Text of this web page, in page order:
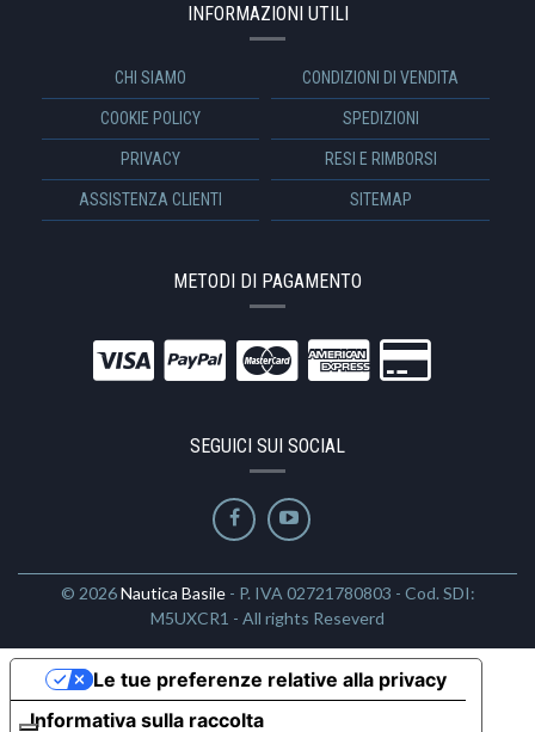
INFORMAZIONI UTILI
CHI SIAMO CONDIZIONI DI VENDITA
COOKIE POLICY SPEDIZIONI
PRIVACY RESI E RIMBORSI
ASSISTENZA CLIENTI SITEMAP
METODI DI PAGAMENTO
SEGUICI SUI SOCIAL
© 2026Nautica Basile- P. IVA 02721780803 - Cod. SDI:
M5UXCR1 - All rights Reseverd
Informativa sulla raccolta
Le tue preferenze relative alla privacy